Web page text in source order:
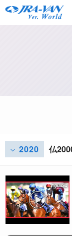
2020 仏